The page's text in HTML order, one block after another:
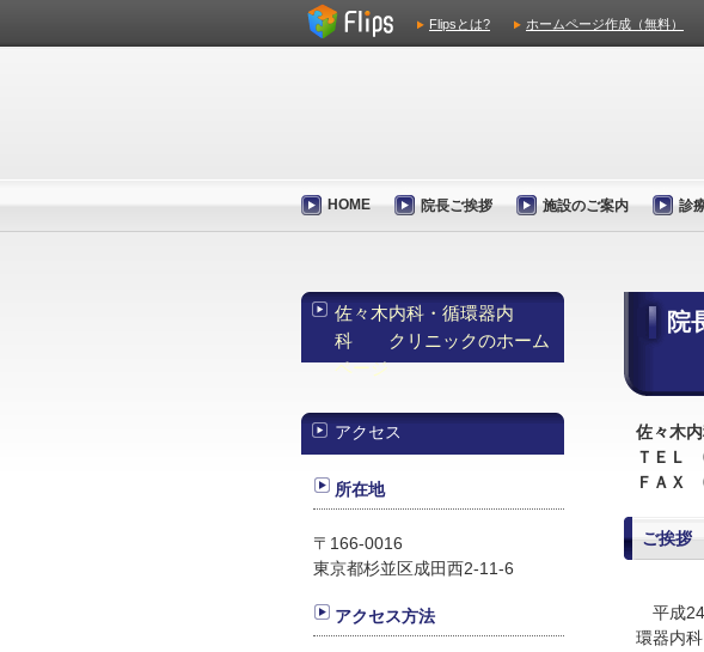
Flipsとは? ホームページ作成（無料）
HOME 院長ご挨拶 施設のご案内 診
院
佐々木
ＴＥＬ
ＦＡＸ
ご挨拶
平成24
環器内
佐々木内科・循環器内
科 クリニックのホーム
ページ
アクセス
所在地
〒166-0016
東京都杉並区成田西2-11-6
アクセス方法